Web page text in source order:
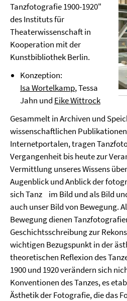
Tanzfotografie 1900-1920"
des Instituts für
Theaterwissenschaft in
Kooperation mit der
Kunstbibliothek Berlin.
Konzeption:
Isa Wortelkamp, Tessa
Jahn und Eike Wittrock
Gesammelt in Archiven und
wissenschaftlichen
Internetportalen, tragen
Vergangenheit bis heute zur
Vermittlung unseres Wissens
Augenblick und Anblick der
sich Tanz im Bild und als Bild
auch unser Bild von Bewegung.
Bewegung dienen
Geschichtsschreibung zur
wichtigen Bezugspunkt in der
theoretischen Reflexion des
1900 und 1920 verändern sich
Konventionen des Tanzes, es
Ästhetik der Fotografie, die das